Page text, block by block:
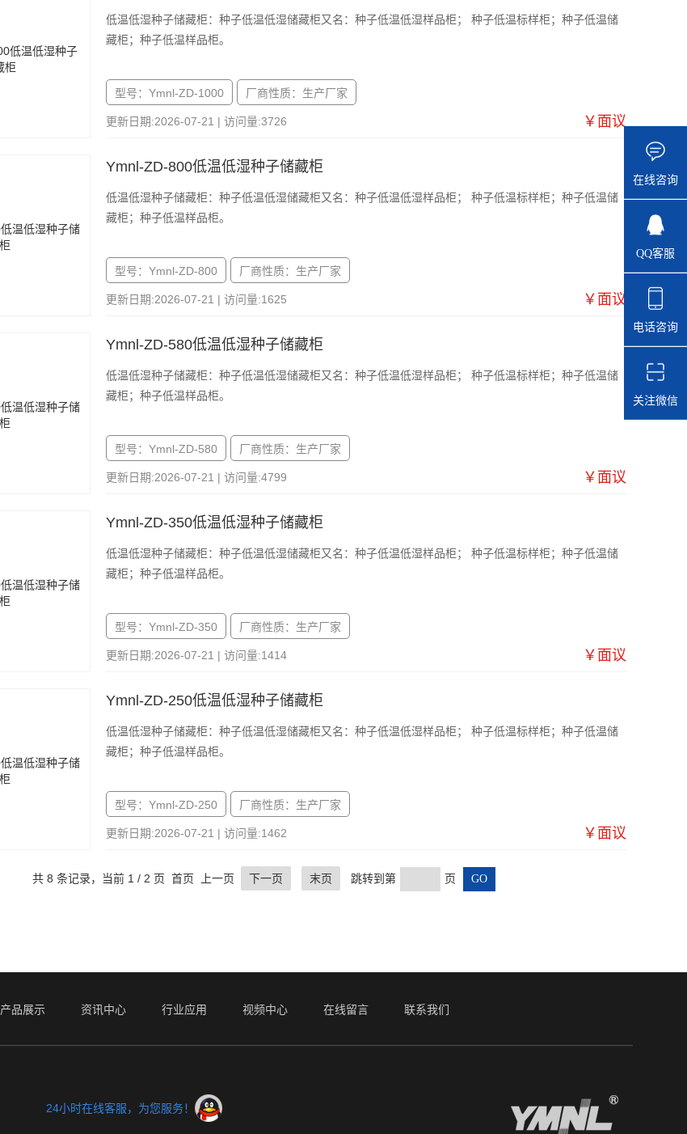
低温低湿种子储藏柜：种子低温低湿储藏柜又名：种子低温低湿样品柜； 种子低温标样柜；种子低温储
藏柜；种子低温样品柜。
型号：Ymnl-ZD-1000 厂商性质：生产厂家
更新日期:2026-07-21 | 访问量:3726 ￥面议
Ymnl-ZD-800低温低湿种子储藏柜
低温低湿种子储藏柜：种子低温低湿储藏柜又名：种子低温低湿样品柜； 种子低温标样柜；种子低温储
藏柜；种子低温样品柜。
型号：Ymnl-ZD-800 厂商性质：生产厂家
更新日期:2026-07-21 | 访问量:1625 ￥面议
Ymnl-ZD-580低温低湿种子储藏柜
低温低湿种子储藏柜：种子低温低湿储藏柜又名：种子低温低湿样品柜； 种子低温标样柜；种子低温储
藏柜；种子低温样品柜。
型号：Ymnl-ZD-580 厂商性质：生产厂家
更新日期:2026-07-21 | 访问量:4799 ￥面议
Ymnl-ZD-350低温低湿种子储藏柜
低温低湿种子储藏柜：种子低温低湿储藏柜又名：种子低温低湿样品柜； 种子低温标样柜；种子低温储
藏柜；种子低温样品柜。
型号：Ymnl-ZD-350 厂商性质：生产厂家
更新日期:2026-07-21 | 访问量:1414 ￥面议
Ymnl-ZD-250低温低湿种子储藏柜
低温低湿种子储藏柜：种子低温低湿储藏柜又名：种子低温低湿样品柜； 种子低温标样柜；种子低温储
藏柜；种子低温样品柜。
型号：Ymnl-ZD-250 厂商性质：生产厂家
更新日期:2026-07-21 | 访问量:1462 ￥面议
共 8 条记录，当前 1 / 2 页 首页 上一页 下一页 末页 跳转到第 页
产品展示 资讯中心 行业应用 视频中心 在线留言 联系我们
24小时在线客服，为您服务！
在线咨询
QQ客服
电话咨询
关注微信